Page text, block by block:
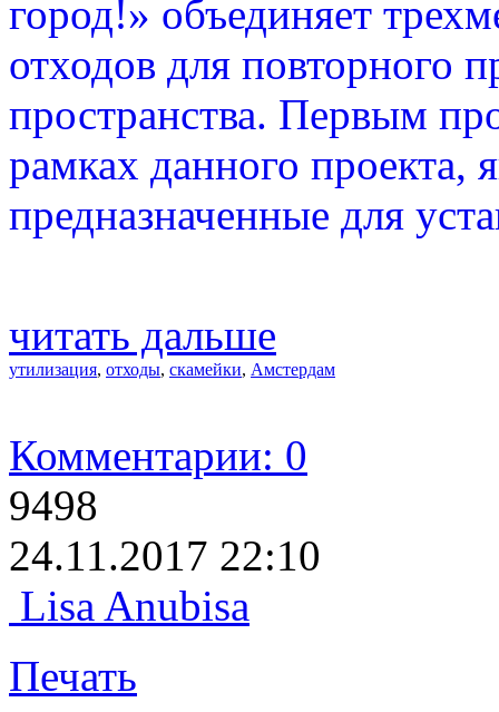
город!» объединяет
отходов для повторного
пространства. Первым
рамках данного проекта,
предназначенные для
читать дальше
утилизация, отходы, скамейки, Амстердам
Комментарии: 0
9498
24.11.2017 22:10
Lisa Anubisa
Печать